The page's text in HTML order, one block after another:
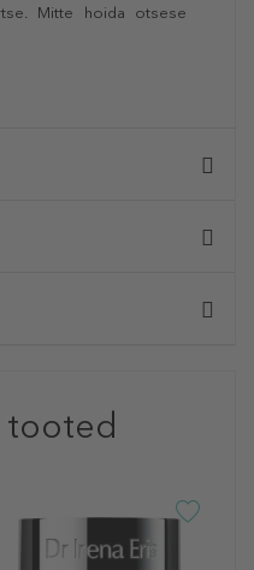
Mitte hoida otsese
tooted